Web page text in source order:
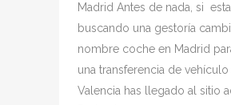
Madrid Antes de nada, si
buscando una gestoría
nombre coche en Madrid
una transferencia de vehículo
Valencia has llegado al sitio